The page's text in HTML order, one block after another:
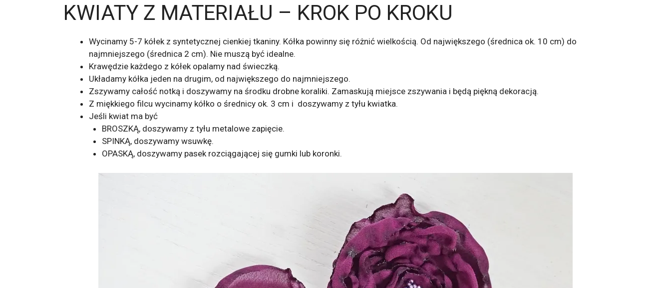
KWIATY Z MATERIAŁU – KROK PO KROKU
Wycinamy 5-7 kółek z syntetycznej cienkiej tkaniny. Kółka powinny się różnić wielkością. Od największego (średnica ok. 10 cm) do
najmniejszego (średnica 2 cm). Nie muszą być idealne.
Krawędzie każdego z kółek opalamy nad świeczką.
Układamy kółka jeden na drugim, od największego do najmniejszego.
Zszywamy całość notką i doszywamy na środku drobne koraliki. Zamaskują miejsce zszywania i będą piękną dekoracją.
Z miękkiego filcu wycinamy kółko o średnicy ok. 3 cm i doszywamy z tyłu kwiatka.
Jeśli kwiat ma być
BROSZKĄ, doszywamy z tyłu metalowe zapięcie.
SPINKĄ, doszywamy wsuwkę.
OPASKĄ, doszywamy pasek rozciągającej się gumki lub koronki.